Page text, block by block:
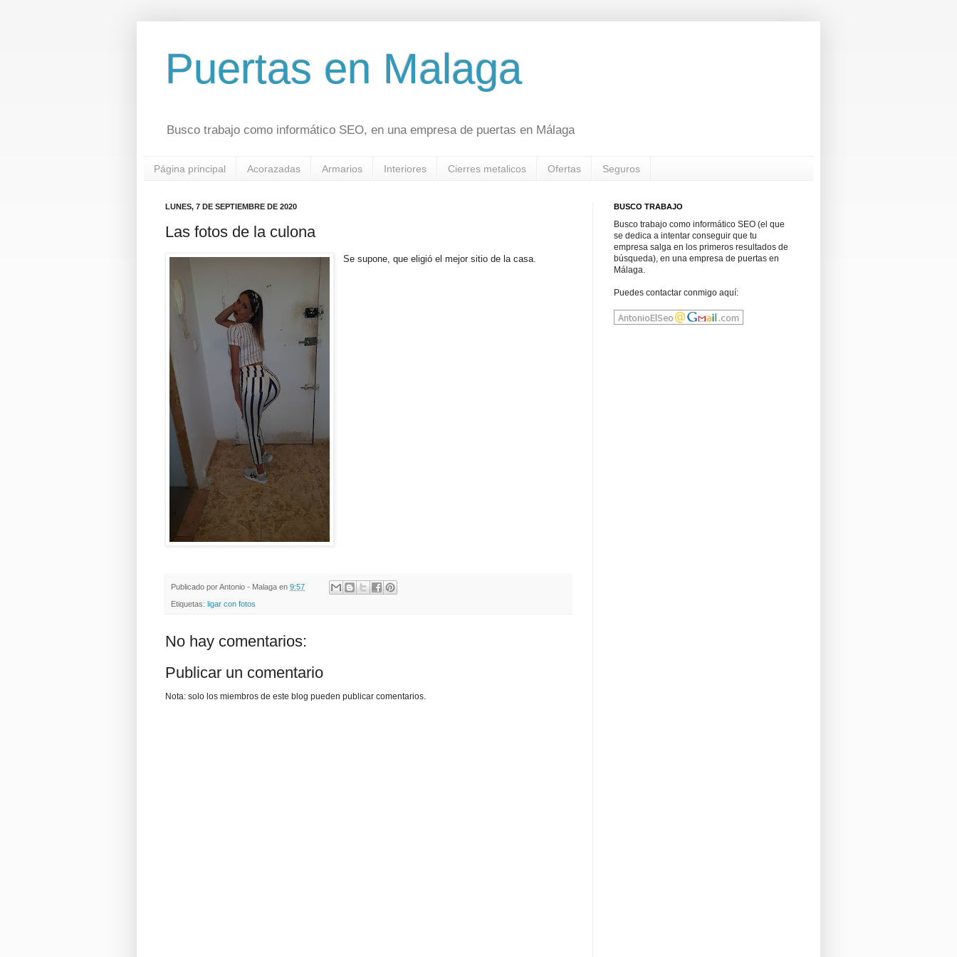
Puertas en Malaga
Busco trabajo como informático SEO, en una empresa de puertas en Málaga
Página principal Acorazadas Armarios Interiores Cierres metalicos Ofertas Seguros
LUNES, 7 DE SEPTIEMBRE DE 2020
Las fotos de la culona
Se supone, que eligió el mejor sitio de la casa.
Publicado porAntonio - Malaga en 9:57
Etiquetas: ligar con fotos
No hay comentarios:
Publicar un comentario
Nota: solo los miembros de este blog pueden publicar comentarios.
BUSCO TRABAJO
Busco trabajo como informático SEO (el que
se dedica a intentar conseguir que tu
empresa salga en los primeros resultados de
búsqueda), en una empresa de puertas en
Málaga.
Puedes contactar conmigo aquí: